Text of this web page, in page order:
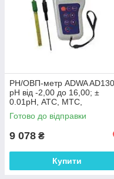
РН/ОВП-метр ADWA AD130
рН від -2,00 до 16,00; ±
0.01pH, АТС, МТС,
автоматичне калібрування.
Угорщина
Готово до відправки
9 078 ₴
Купити